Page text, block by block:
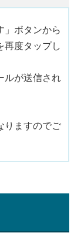
」ボタンから
再度タップし
ルが送信され
りますのでご